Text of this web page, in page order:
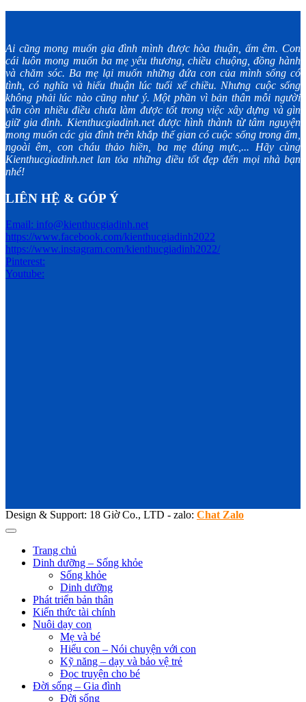
Ai cũng mong muốn gia đình mình được hòa thuận, ấm êm. Con
cái luôn mong muốn ba mẹ yêu thương, chiều chuộng, đồng hành
và chăm sóc. Ba mẹ lại muốn những đứa con của mình sống có
tình, có nghĩa và hiếu thuận lúc tuổi xế chiều. Nhưng cuộc sống
không phải lúc nào cũng như ý. Một phần vì bản thân mỗi người
vẫn còn nhiều điều chưa làm được tốt trong việc xây dựng và gìn
giữ gia đình. Kienthucgiadinh.net được hình thành từ tâm nguyện
mong muốn các gia đình trên khắp thế gian có cuộc sống trong ấm,
ngoài êm, con cháu thảo hiền, ba mẹ đúng mực,... Hãy cùng
Kienthucgiadinh.net lan tỏa những điều tốt đẹp đến mọi nhà bạn
nhé!
LIÊN HỆ & GÓP Ý
Email: info@kienthucgiadinh.net
https://www.facebook.com/kienthucgiadinh2022
https://www.instagram.com/kienthucgiadinh2022/
Pinterest:
Youtube:
Design & Support: 18 Giờ Co., LTD - zalo: Chat Zalo
Trang chủ
Dinh dưỡng – Sống khỏe
Sống khỏe
Dinh dưỡng
Phát triển bản thân
Kiến thức tài chính
Nuôi dạy con
Mẹ và bé
Hiểu con – Nói chuyện với con
Kỹ năng – dạy và bảo vệ trẻ
Đọc truyện cho bé
Đời sống – Gia đình
Đời sống